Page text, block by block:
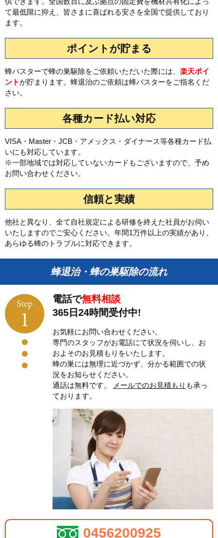
て最低限に抑え、皆さまに喜ばれる安さを全国で提供しており
ます。
ポイントが貯まる
蜂バスターで蜂の巣駆除をご依頼いただいた際には、 楽天ポイ
ント が貯まります。蜂退治のご依頼は蜂バスターをご指名くだ
さい。
各種カード払い対応
VISA・Master・JCB・アメックス・ダイナース等各種カード払
いにも対応しています。
※一部地域では対応していないカードもございますので、予め
お問い合わせください。
信頼と実績
他社と異なり、全て自社規定による研修を終えた社員がお伺い
いたしますのでご安心ください。年間1万件以上の実績があり、
あらゆる蜂のトラブルに対応できます。
蜂退治・蜂の巣駆除の流れ
電話で無料相談
365日24時間受付中!
お気軽にお問い合わせください。
専門のスタッフがお電話にて状況を伺いし、お
およそのお見積もりをいたします。
蜂の巣には無理に近づかず、分かる範囲での状
況をお知らせください。
通話は無料です。
メールでのお見積もり も承っ
ております。
0456200925